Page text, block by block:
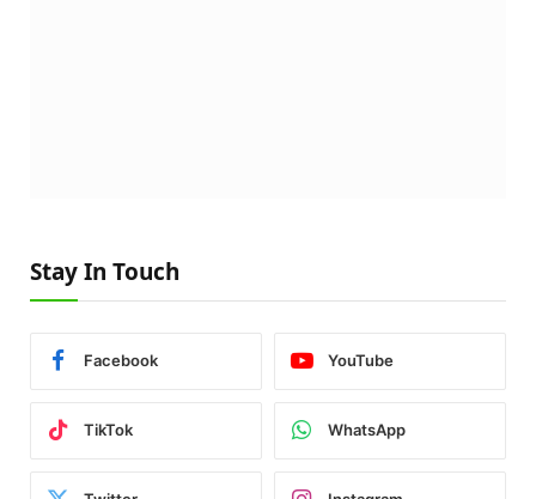
Stay In Touch
Facebook YouTube
TikTok WhatsApp